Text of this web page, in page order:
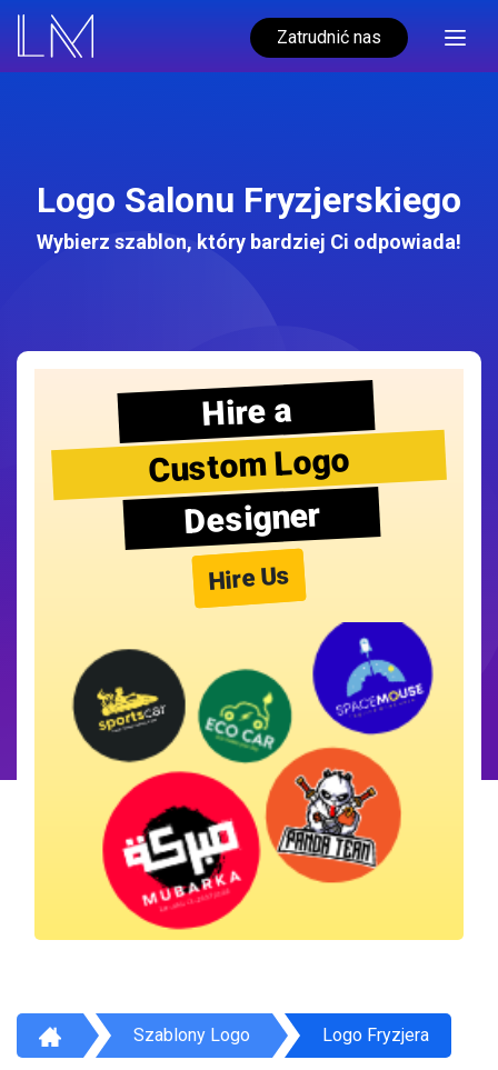
Zatrudnić nas
Logo Salonu Fryzjerskiego
Wybierz szablon, który bardziej Ci odpowiada!
Hire a
Custom Logo
Designer
Hire Us
Szablony Logo Logo Fryzjera